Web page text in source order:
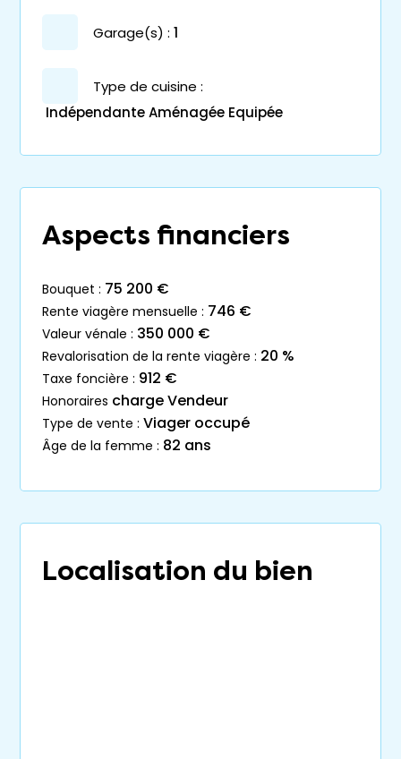
garage(s) : 1
Type de cuisine :
Indépendante Aménagée Equipée
Aspects financiers
bouquet : 75 200 €
rente viagère mensuelle : 746 €
valeur vénale : 350 000 €
revalorisation de la rente viagère : 20 %
taxe foncière : 912 €
honoraires charge Vendeur
type de vente : Viager occupé
âge de la femme : 82 ans
Localisation du bien